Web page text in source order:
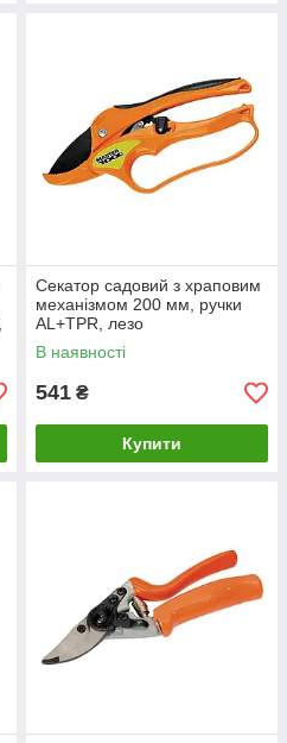
Секатор садовий з храповим
механізмом 200 мм, ручки
AL+TPR, лезо
Mn65+ТЕФЛОН, ковадло
MASTER TOOL 14-6112
В наявності
541 ₴
Купити